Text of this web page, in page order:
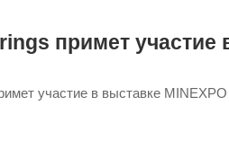
примет участие
участие в выставке